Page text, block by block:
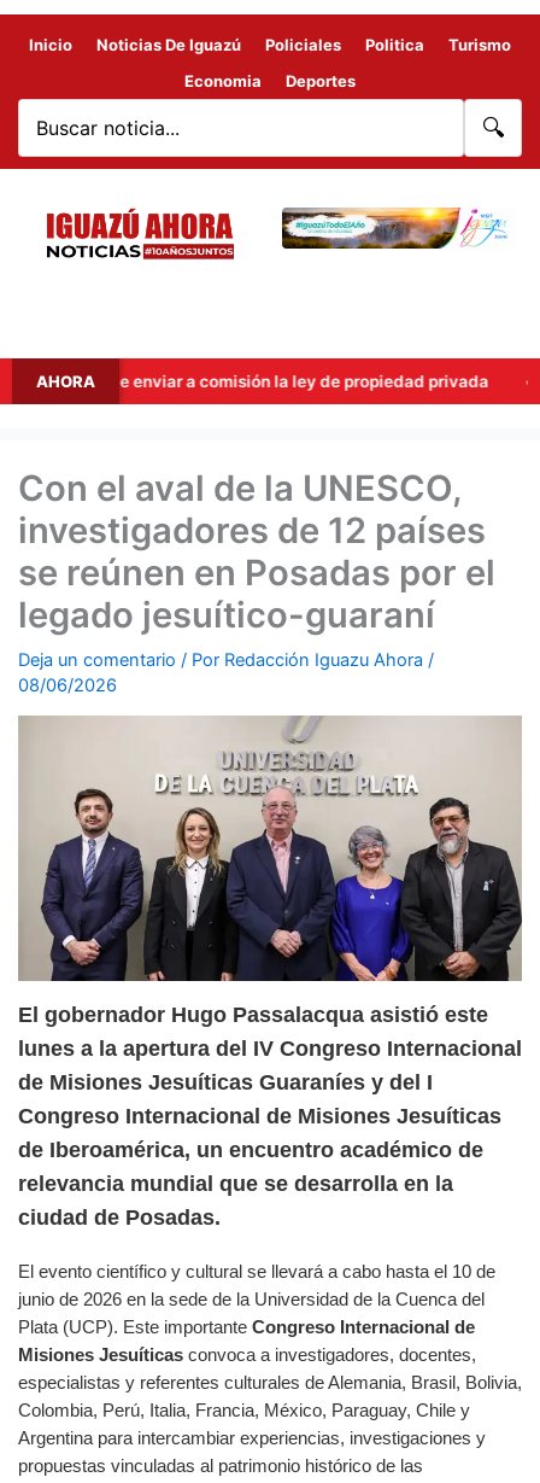
Inicio Noticias De Iguazú Policiales Politica
Turismo
Economia
Deportes
🔍
AHORA
enviar a comisión la ley de propiedad privada Ley de
Con el aval de la UNESCO,
investigadores de 12 países
se reúnen en Posadas por el
legado jesuítico-guaraní
Deja un comentario / Por Redacción Iguazu Ahora /
08/06/2026
El gobernador Hugo Passalacqua asistió este
lunes a la apertura del IV Congreso Internacional
de Misiones Jesuíticas Guaraníes y del I
Congreso Internacional de Misiones Jesuíticas
de Iberoamérica, un encuentro académico de
relevancia mundial que se desarrolla en la
ciudad de Posadas.
El evento científico y cultural se llevará a cabo hasta el 10 de
junio de 2026 en la sede de la Universidad de la Cuenca del
Plata (UCP). Este importante Congreso Internacional de
Misiones Jesuíticasconvoca a investigadores, docentes,
especialistas y referentes culturales de Alemania, Brasil, Bolivia,
Colombia, Perú, Italia, Francia, México, Paraguay, Chile y
Argentina para intercambiar experiencias, investigaciones y
propuestas vinculadas al patrimonio histórico de las